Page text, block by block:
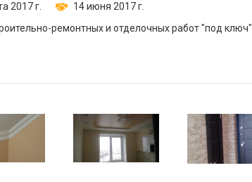
2017 г.
14 июня 2017 г.
ремонтных и отделочных работ "под ключ".